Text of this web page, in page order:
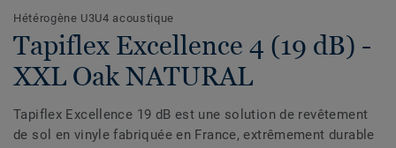
Hétérogène U3U4 acoustique
Tapiflex Excellence 4 (19 dB) -
XXL Oak NATURAL
Tapiflex Excellence 19 dB est une solution de revêtement
de sol en vinyle fabriquée en France, extrêmement durable